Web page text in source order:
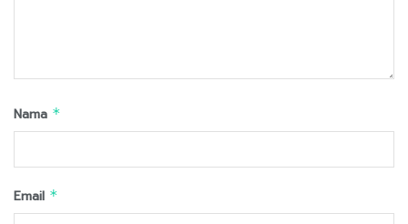
Nama *
Email *